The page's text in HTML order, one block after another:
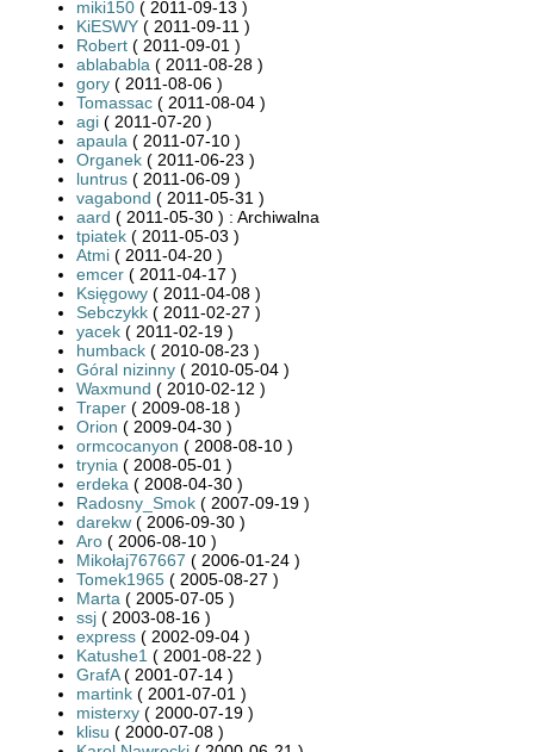
miki150 ( 2011-09-13 )
KiESWY ( 2011-09-11 )
Robert ( 2011-09-01 )
ablababla ( 2011-08-28 )
gory ( 2011-08-06 )
Tomassac ( 2011-08-04 )
agi ( 2011-07-20 )
apaula ( 2011-07-10 )
Organek ( 2011-06-23 )
luntrus ( 2011-06-09 )
vagabond ( 2011-05-31 )
aard ( 2011-05-30 ) : Archiwalna
tpiatek ( 2011-05-03 )
Atmi ( 2011-04-20 )
emcer ( 2011-04-17 )
Księgowy ( 2011-04-08 )
Sebczykk ( 2011-02-27 )
yacek ( 2011-02-19 )
humback ( 2010-08-23 )
Góral nizinny ( 2010-05-04 )
Waxmund ( 2010-02-12 )
Traper ( 2009-08-18 )
Orion ( 2009-04-30 )
ormcocanyon ( 2008-08-10 )
trynia ( 2008-05-01 )
erdeka ( 2008-04-30 )
Radosny_Smok ( 2007-09-19 )
darekw ( 2006-09-30 )
Aro ( 2006-08-10 )
Mikołaj767667 ( 2006-01-24 )
Tomek1965 ( 2005-08-27 )
Marta ( 2005-07-05 )
ssj ( 2003-08-16 )
express ( 2002-09-04 )
Katushe1 ( 2001-08-22 )
GrafA( 2001-07-14 )
martink ( 2001-07-01 )
misterxy ( 2000-07-19 )
klisu ( 2000-07-08 )